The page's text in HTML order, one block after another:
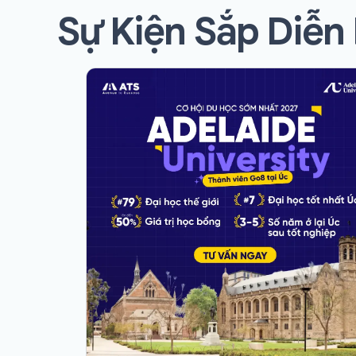
Sự Kiện Sắp Diễn